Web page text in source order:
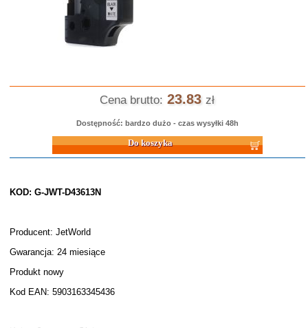
Cena brutto: 23.83 zł
Dostępność: bardzo dużo - czas wysyłki 48h
Do koszyka
KOD: G-JWT-D43613N
Producent: JetWorld
Gwarancja: 24 miesiące
Produkt nowy
Kod EAN: 5903163345436